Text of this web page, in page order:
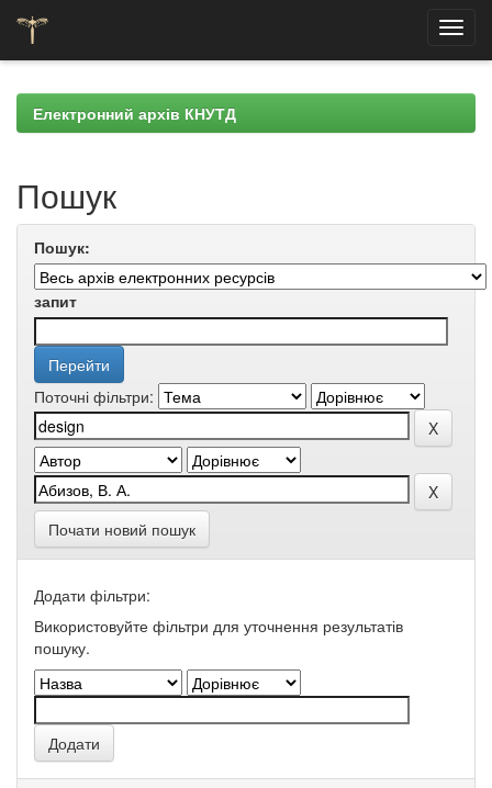
navigationЕлектронний архів КНУТД
Пошук
Пошук:
запит
Поточні фільтри:
Почати новий пошук
Додати фільтри:
Використовуйте фільтри для уточнення результатів
пошуку.